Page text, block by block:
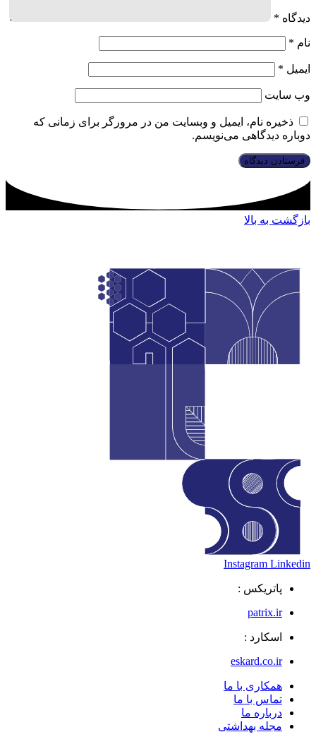
دیدگاه *
نام *
ایمیل *
وب‌ سایت
ذخیره نام، ایمیل و وبسایت من در مرورگر برای زمانی که
دوباره دیدگاهی می‌نویسم.
بازگشت به بالا
Instagram Linkedin
پاتریکس :
patrix.ir
اسکارد :
eskard.co.ir
همکاری با ما
تماس با ما
درباره ما
مجله بهداشتی